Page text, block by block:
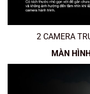
2 CAMERA
MÀN